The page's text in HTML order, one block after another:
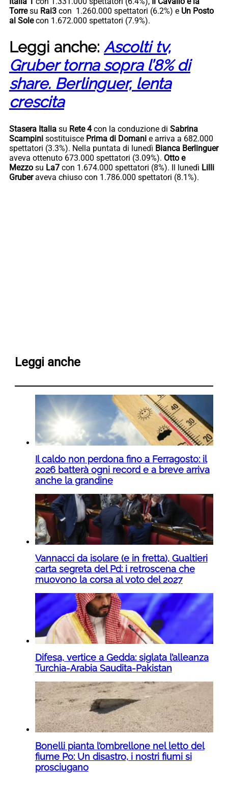
Torresu Rai3 con 1.260.000 spettatori (6.2%) e Un Posto
al Solecon 1.672.000 spettatori (7.9%).
Leggi anche: Ascolti tv,
Gruber torna sopra l’8% di
share. Berlinguer, lenta
crescita
Stasera Italia su Rete 4con la conduzione di Sabrina
Scampini sostituisce Prima di Domani e arriva a 682.000
spettatori (3.3%). Nella puntata di lunedì Bianca Berlinguer
aveva ottenuto 673.000 spettatori (3.09%). Otto e
Mezzo su La7 con 1.674.000 spettatori (8%). Il lunedì Lilli
Gruberaveva chiuso con 1.786.000 spettatori (8.1%).
Leggi anche
Il caldo non perdona fino a Ferragosto: il
2026 batterà ogni record e a breve arriva
anche la grandine
Vannacci da isolare (e in fretta), Gualtieri
carta segreta del Pd: i retroscena che
muovono la corsa al voto del 2027
Difesa, vertice a Gedda: siglata l’alleanza
Turchia-Arabia Saudita-Pakistan
Bonelli pianta l’ombrellone nel letto del
fiume Po: Un disastro, i nostri fiumi si
prosciugano